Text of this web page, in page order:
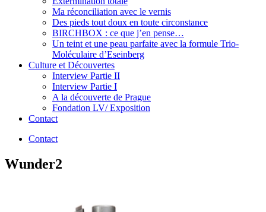
Ma réconciliation avec le vernis
Des pieds tout doux en toute circonstance
BIRCHBOX : ce que j’en pense…
Un teint et une peau parfaite avec la formule Trio-
Moléculaire d’Eseinberg
Culture et Découvertes
Interview Partie II
Interview Partie I
A la découverte de Prague
Fondation LV/ Exposition
Contact
Contact
Wunder2